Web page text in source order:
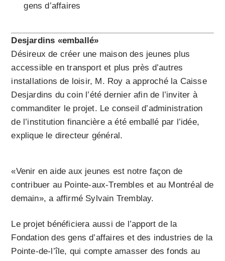
gens d’affaires
Desjardins «emballé»
Désireux de créer une maison des jeunes plus
accessible en transport et plus près d’autres
installations de loisir, M. Roy a approché la Caisse
Desjardins du coin l’été dernier afin de l’inviter à
commanditer le projet. Le conseil d’administration
de l’institution financière a été emballé par l’idée,
explique le directeur général.
«Venir en aide aux jeunes est notre façon de
contribuer au Pointe-aux-Trembles et au Montréal de
demain», a affirmé Sylvain Tremblay.
Le projet bénéficiera aussi de l’apport de la
Fondation des gens d’affaires et des industries de la
Pointe-de-l’île, qui compte amasser des fonds au